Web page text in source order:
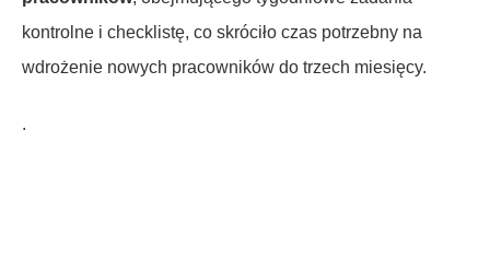
kontrolne i checklistę, co skróciło czas potrzebny na
wdrożenie nowych pracowników do trzech miesięcy.
.